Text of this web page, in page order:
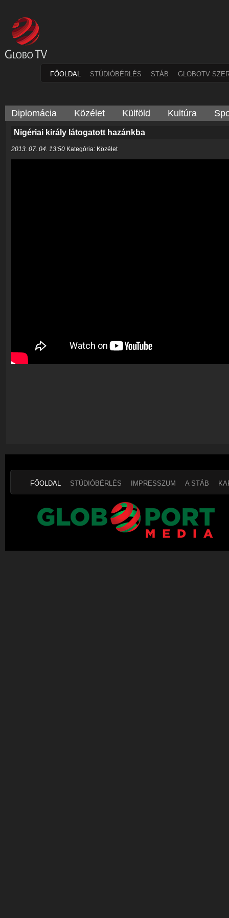
FŐOLDAL STÚDIÓBÉRLÉS STÁB GLOBOTV
Diplomácia Közélet Külföld Kultúra
Nigériai király látogatott hazánkba
2013. 07. 04. 13:50 Kategória: Közélet
FŐOLDAL STÚDIÓBÉRLÉS IMPRESSZUM A STÁB